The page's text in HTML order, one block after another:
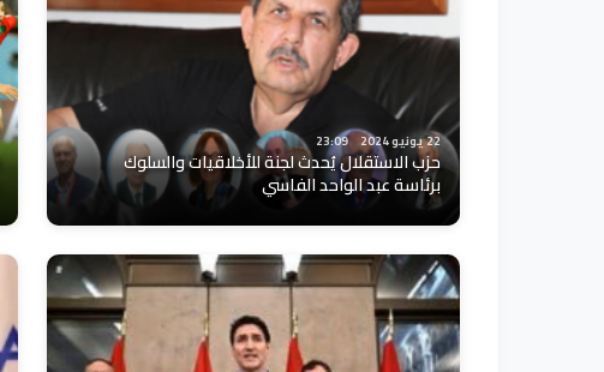
22 يونيو 2024 23:09
حزب الاستقلال يُحدث لجنة للأخلاقيات والسلوك
برئاسة عبد الواحد الفاسي